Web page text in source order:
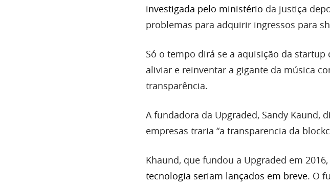
investigada pelo ministério da justiça
problemas para adquirir ingressos para
Só o tempo dirá se a aquisição da
aliviar e reinventar a gigante da música
transparência.
A fundadora da Upgraded, Sandy Kaund,
empresas traria “a transparencia da
Khaund, que fundou a Upgraded em 2016,
tecnologia seriam lançados em breve. O